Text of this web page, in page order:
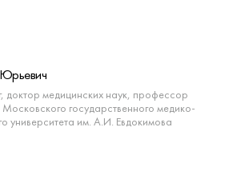
доктор медицинских наук, профессор
государственного медико-
университета им. А.И. Евдокимова